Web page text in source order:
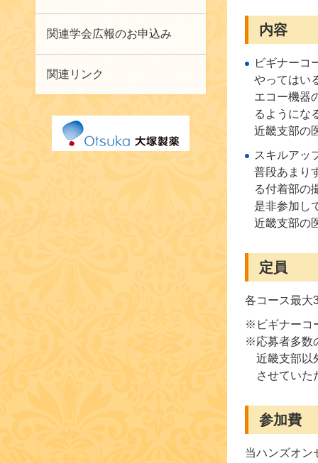
関連学会広報のお申込み
関連リンク
内容
ビギナーコ
やってはい
エコー機器
るようにな
近畿支部の
スキルアッ
普段あまり
る付着部の
是非参加し
近畿支部の
定員
各コース最大
※ビギナーコ
※応募者多数
近畿支部以
させていた
参加費
当ハンズオン